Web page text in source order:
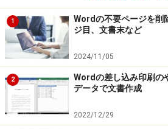
1
Wordの不要ページを削
ジ目、文書末など
2024/11/05
2
Wordの差し込み印刷の
データで文書作成
2022/12/29